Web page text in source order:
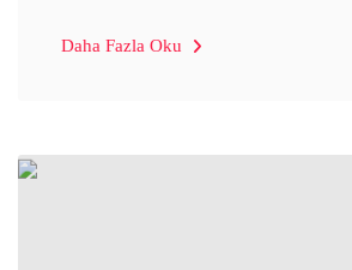
Daha Fazla Oku